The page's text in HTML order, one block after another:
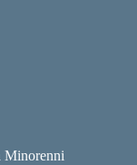
Minorenni